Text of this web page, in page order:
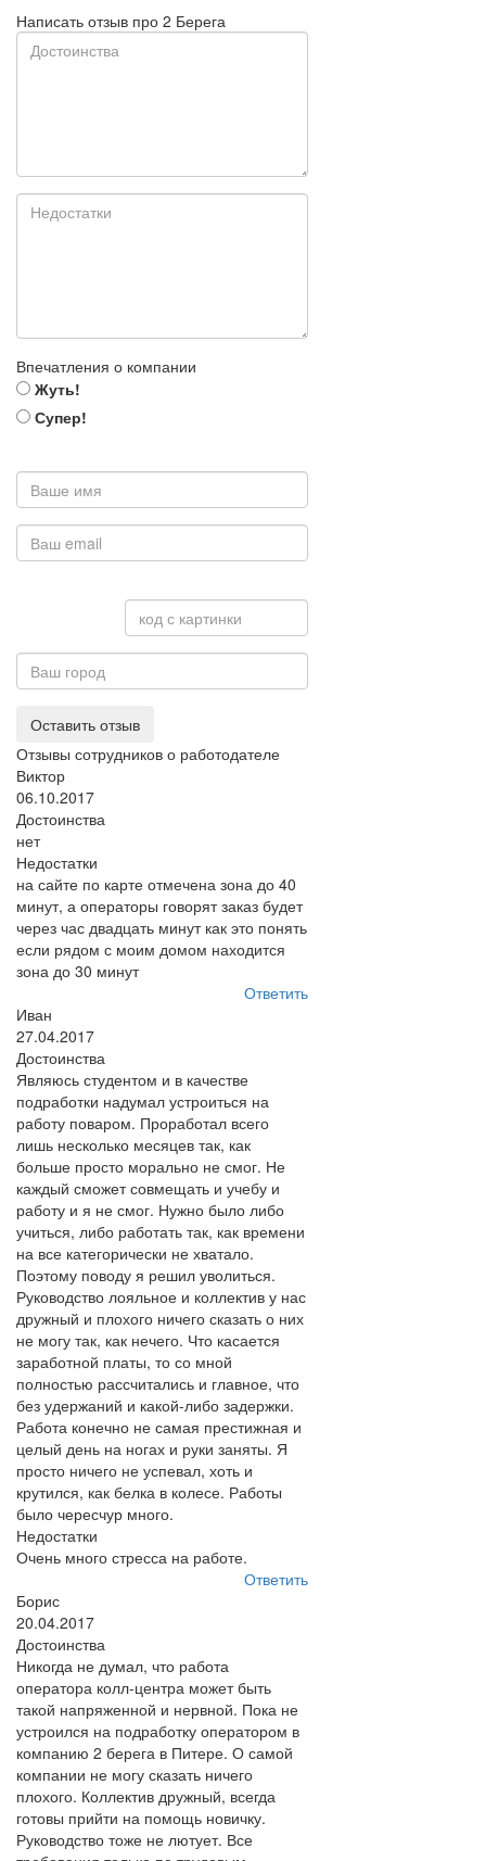
Написать отзыв про 2 Берега
Впечатления о компании
Жуть!
Супер!
Оставить отзыв
Отзывы сотрудников о работодателе
Виктор
06.10.2017
Достоинства
нет
Недостатки
на сайте по карте отмечена зона до 40
минут, а операторы говорят заказ будет
через час двадцать минут как это понять
если рядом с моим домом находится
зона до 30 минут
Ответить
Иван
27.04.2017
Достоинства
Являюсь студентом и в качестве
подработки надумал устроиться на
работу поваром. Проработал всего
лишь несколько месяцев так, как
больше просто морально не смог. Не
каждый сможет совмещать и учебу и
работу и я не смог. Нужно было либо
учиться, либо работать так, как времени
на все категорически не хватало.
Поэтому поводу я решил уволиться.
Руководство лояльное и коллектив у нас
дружный и плохого ничего сказать о них
не могу так, как нечего. Что касается
заработной платы, то со мной
полностью рассчитались и главное, что
без удержаний и какой-либо задержки.
Работа конечно не самая престижная и
целый день на ногах и руки заняты. Я
просто ничего не успевал, хоть и
крутился, как белка в колесе. Работы
было чересчур много.
Недостатки
Очень много стресса на работе.
Ответить
Борис
20.04.2017
Достоинства
Никогда не думал, что работа
оператора колл-центра может быть
такой напряженной и нервной. Пока не
устроился на подработку оператором в
компанию 2 берега в Питере. О самой
компании не могу сказать ничего
плохого. Коллектив дружный, всегда
готовы прийти на помощь новичку.
Руководство тоже не лютует. Все